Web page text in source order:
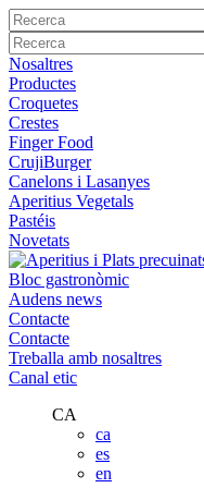
Nosaltres
Productes
Croquetes
Crestes
Finger Food
CrujiBurger
Canelons i Lasanyes
Aperitius Vegetals
Pastéis
Novetats
Bloc gastronòmic
Audens news
Contacte
Contacte
Treballa amb nosaltres
Canal etic
CA
ca
es
en